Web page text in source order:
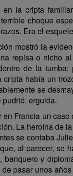
la cripta
terrible choque
Era el
mostró la
repisa o nicho
de la
había un
se
erguida.
Francia un
La heroína de
se contaba
al parecer, se
banquero y
pasar unos